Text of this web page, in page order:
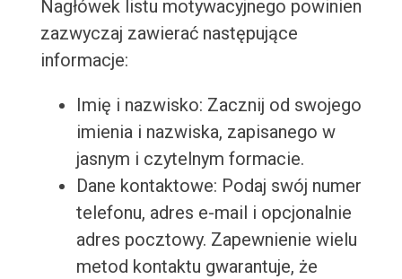
Nagłówek listu motywacyjnego powinien
zazwyczaj zawierać następujące
informacje:
Imię i nazwisko: Zacznij od swojego
imienia i nazwiska, zapisanego w
jasnym i czytelnym formacie.
Dane kontaktowe: Podaj swój numer
telefonu, adres e-mail i opcjonalnie
adres pocztowy. Zapewnienie wielu
metod kontaktu gwarantuje, że